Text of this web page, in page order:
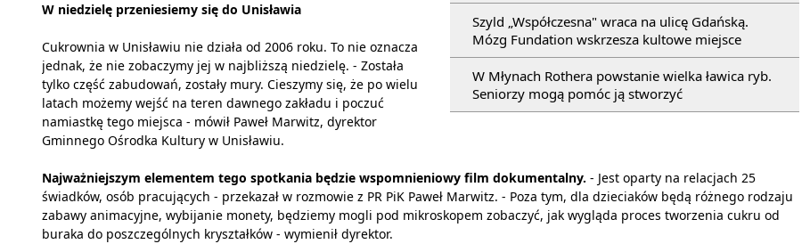
Szyld „Współczesna" wraca na ulicę Gdańską.
Mózg Fundation wskrzesza kultowe miejsce
W Młynach Rothera powstanie wielka ławica ryb.
Seniorzy mogą pomóc ją stworzyć
W niedzielę przeniesiemy się do Unisławia
Cukrownia w Unisławiu nie działa od 2006 roku. To nie oznacza
jednak, że nie zobaczymy jej w najbliższą niedzielę. - Została
tylko część zabudowań, zostały mury. Cieszymy się, że po wielu
latach możemy wejść na teren dawnego zakładu i poczuć
namiastkę tego miejsca - mówił Paweł Marwitz, dyrektor
Gminnego Ośrodka Kultury w Unisławiu.
Najważniejszym elementem tego spotkania będzie wspomnieniowy film dokumentalny. - Jest oparty na relacjach 25
świadków, osób pracujących - przekazał w rozmowie z PR PiK Paweł Marwitz. - Poza tym, dla dzieciaków będą różnego rodzaju
zabawy animacyjne, wybijanie monety, będziemy mogli pod mikroskopem zobaczyć, jak wygląda proces tworzenia cukru od
buraka do poszczególnych kryształków - wymienił dyrektor.